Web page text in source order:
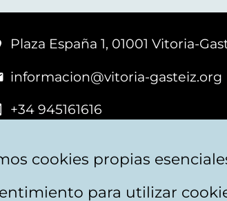
Plaza España 1, 01001 Vitoria-
informacion@vitoria-gasteiz.org
+34 945161616
cookies propias
para utilizar